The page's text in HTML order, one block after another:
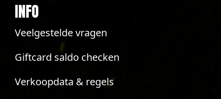
INFO
Veelgestelde vragen
Giftcard saldo checken
Verkoopdata & regels